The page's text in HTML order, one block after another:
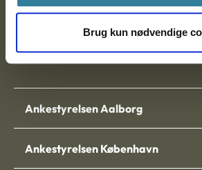
Brug kun nødvendige
Postadresse:
Nytorv 7, 2. sal
9000 Aalborg
Ankestyrelsen Aalborg
Ankestyrelsen København